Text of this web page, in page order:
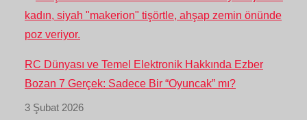
RC Dünyası ve Temel Elektronik Hakkında Ezber
Bozan 7 Gerçek: Sadece Bir “Oyuncak” mı?
3 Şubat 2026